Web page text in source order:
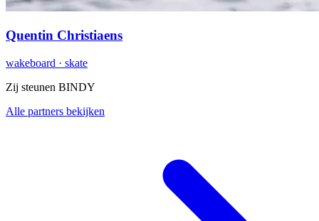
Quentin Christiaens
wakeboard · skate
Zij steunen BINDY
Alle partners bekijken